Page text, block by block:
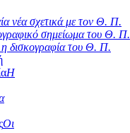
νέα σχετικά με τον Θ. Π.
σημείωμα του Θ. Π.
δισκογραφία του Θ. Π.
Η
Οι